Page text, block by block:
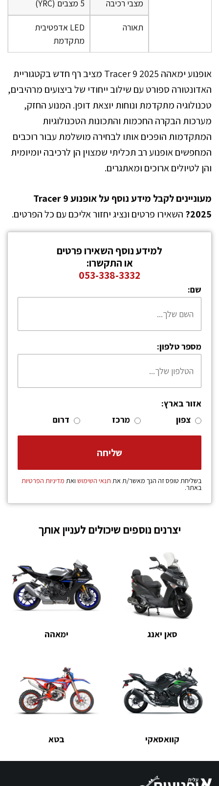
מצבי רכיבה 5 מצבים (YRC)
תאורה
LED אדפטיבית
מתקדמת
אופנוע ימאהה Tracer 9 2025 מציב רף חדש בקטגוריית
האדונטורה ספורט עם שילוב ייחודי של ביצועים מרהיבים,
טכנולוגיה מתקדמת ונוחות יוצאת דופן. המנוע החזק,
מערכות הבקרה החכמות והתכונות הטכנולוגיות
המתקדמות הופכים אותו לבחירה מושלמת עבור רוכבים
המחפשים אופנוע רב תכליתי שמצוין הן לרכיבה יומיומית
והן לטיולים ארוכים ומאתגרים.
מעוניינים לקבל מידע נוסף על אופנוע Tracer 9
2025?
השאירו פרטים ונציג יחזור אליכם עם כל הפרטים.
למידע נוסף השאירו פרטים
או התקשרו:
053-338-3332
שם:
מספר טלפון:
אזור בארץ:
צפון
מרכז דרום
בשליחת טופס זה הנך מאשר/ת את תנאי השימוש ואת מדיניות הפרטיות
באתר.
יצרנים נוספים שיכולים לעניין אותך
סאן יאנג ימאהה
קוואסאקי בטא